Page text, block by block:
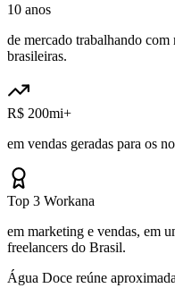
10 anos
de mercado trabalhando com
brasileiras.
R$ 200mi+
em vendas geradas para os
Top 3 Workana
em marketing e vendas, em
freelancers do Brasil.
Água Doce reúne